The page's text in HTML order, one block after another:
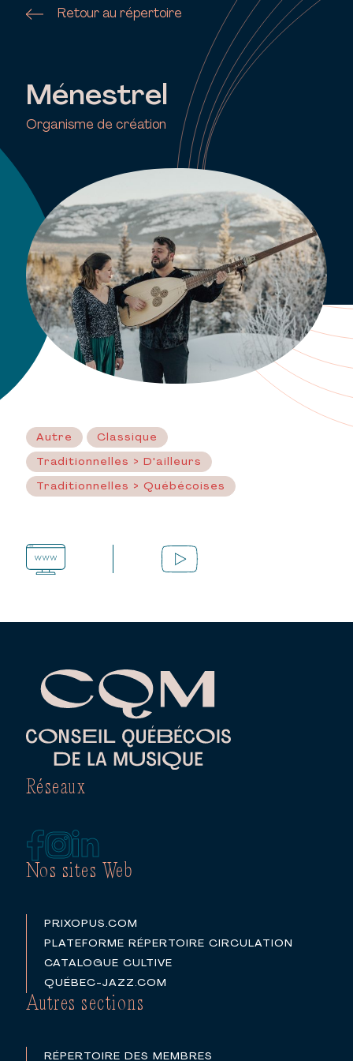
Retour au répertoire
Ménestrel
Organisme de création
Autre Classique
Traditionnelles > D'ailleurs
Traditionnelles > Québécoises
Nos sites Web
PRIXOPUS.COM
PLATEFORME RÉPERTOIRE CIRCULATION
CATALOGUE CULTIVE
QUÉBEC-JAZZ.COM
Autres sections
RÉPERTOIRE DES MEMBRES
Réseaux